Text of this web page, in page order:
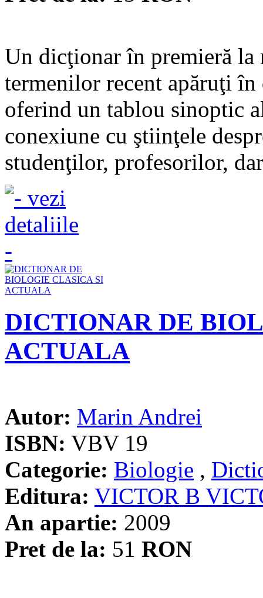
Un dicţionar în premieră la
termenilor recent apăruţi
oferind un tablou sinoptic
conexiune cu ştiinţele
studenţilor, profesorilor,
DICTIONAR DE
ACTUALA
Autor: Marin Andrei
ISBN: VBV 19
Categorie: Biologie ,
Editura: VICTOR B
An apartie: 2009
Pret de la: 51 RON